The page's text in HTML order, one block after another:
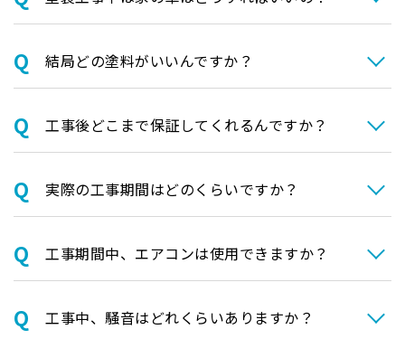
結局どの塗料がいいんですか？
⼯事後どこまで保証してくれるんですか？
実際の⼯事期間はどのくらいですか？
⼯事期間中、エアコンは使⽤できますか？
⼯事中、騒⾳はどれくらいありますか？